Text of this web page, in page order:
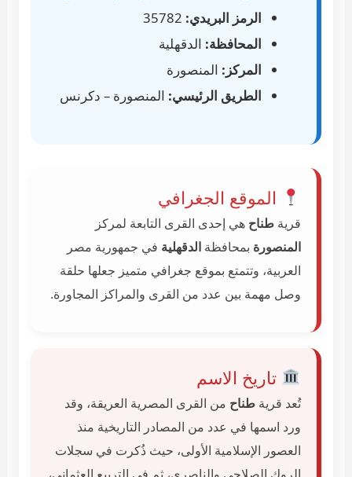
الرمز البريدي:
المحافظة: الدقهلية
المركز: المنصورة
الطريق الرئيسي: المنصورة – دكرنس
الموقع الجغرافي
قرية طناح هي إحدى القرى التابعة لمركز
المنصورة بمحافظة الدقهلية في جمهورية مصر
العربية، وتتمتع بموقع جغرافي متميز جعلها حلقة
وصل مهمة بين عدد من القرى والمراكز المجاورة.
تاريخ الاسم
تُعد قرية طناح من القرى المصرية العريقة، وقد
ورد اسمها في عدد من المصادر التاريخية منذ
العصور الإسلامية الأولى، حيث ذُكرت في سجلات